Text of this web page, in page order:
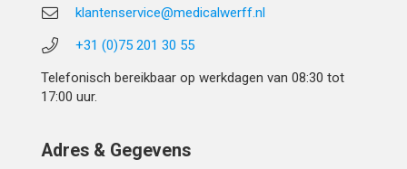
klantenservice@medicalwerff.nl
+31 (0)75 201 30 55
Telefonisch bereikbaar op werkdagen van 08:30 tot
17:00 uur.
Adres & Gegevens